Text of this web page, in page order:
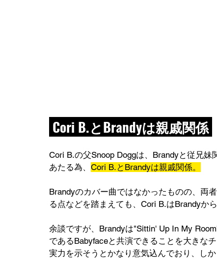
Cori B.とBrandyは親戚関係
Cori B.の父Snoop Doggは、Brandyと従兄
あたる為、 Cori B.とBrandyは親戚関係。
Brandyのカバー曲ではなかったものの、両
る点などを踏まえても、Cori B.はBrandyか
余談ですが、Brandyは"Sittin' Up In My
であるBabyfaceと共演できることを大きな
実力を示そうとかなり意気込んでおり、し